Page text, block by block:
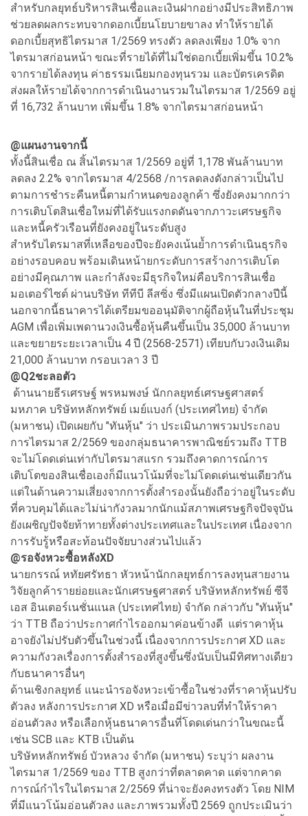
สำหรับกลยุทธ์บริหารสินเชื่อและเงินฝากอย่างมีประสิทธิภาพ
ช่วยลดผลกระทบจากดอกเบี้ยนโยบายขาลง ทำให้รายได้
ดอกเบี้ยสุทธิไตรมาส 1/2569 ทรงตัว ลดลงเพียง 1.0% จาก
ไตรมาสก่อนหน้า ขณะที่รายได้ที่ไม่ใช่ดอกเบี้ยเพิ่มขึ้น 10.2%
จากรายได้ลงทุน ค่าธรรมเนียมกองทุนรวม และบัตรเครดิต
ส่งผลให้รายได้จากการดำเนินงานรวมในไตรมาส 1/2569 อยู่
ที่ 16,732 ล้านบาท เพิ่มขึ้น 1.8% จากไตรมาสก่อนหน้า
@แผนงานจากนี้
ทั้งนี้สินเชื่อ ณ สิ้นไตรมาส 1/2569 อยู่ที่ 1,178 พันล้านบาท
ลดลง 2.2% จากไตรมาส 4/2568 /การลดลงดังกล่าวเป็นไป
ตามการชำระคืนหนี้ตามกำหนดของลูกค้า ซึ่งยังคงมากกว่า
การเติบโตสินเชื่อใหม่ที่ได้รับแรงกดดันจากภาวะเศรษฐกิจ
และหนี้ครัวเรือนที่ยังคงอยู่ในระดับสูง
สำหรับไตรมาสที่เหลือของปีจะยังคงเน้นย้ำการดำเนินธุรกิจ
อย่างรอบคอบ พร้อมเดินหน้ายกระดับการสร้างการเติบโต
อย่างมีคุณภาพ และกำลังจะมีธุรกิจใหม่คือบริการสินเชื่อ
มอเตอร์ไซต์ ผ่านบริษัท ทีทีบี ลีสซิ่ง ซึ่งมีแผนเปิดตัวกลางปีนี้
นอกจากนี้ธนาคารได้เตรียมขออนุมัติจากผู้ถือหุ้นในที่ประชุม
AGM เพื่อเพิ่มเพดานวงเงินซื้อหุ้นคืนขึ้นเป็น 35,000 ล้านบาท
และขยายระยะเวลาเป็น 4 ปี (2568-2571) เทียบกับวงเงินเดิม
21,000 ล้านบาท กรอบเวลา 3 ปี
@Q2ชะลอตัว
ด้านนายธีรเศรษฐ์ พรหมพงษ์ นักกลยุทธ์เศรษฐศาสตร์
มหภาค บริษัทหลักทรัพย์ เมย์แบงก์ (ประเทศไทย) จำกัด
(มหาชน) เปิดเผยกับ "ทันหุ้น" ว่า ประเมินภาพรวมประกอบ
การไตรมาส 2/2569 ของกลุ่มธนาคารพาณิชย์รวมถึง TTB
จะไม่โดดเด่นเท่ากับไตรมาสแรก รวมถึงคาดการณ์การ
เติบโตของสินเชื่อเองก็มีแนวโน้มที่จะไม่โดดเด่นเช่นเดียวกัน
แต่ในด้านความเสี่ยงจากการตั้งสำรองนั้นยังถือว่าอยู่ในระดับ
ที่ควบคุมได้และไม่น่ากังวลมากนักแม้สภาพเศรษฐกิจปัจจุบัน
ยังเผชิญปัจจัยท้าทายทั้งต่างประเทศและในประเทศ เนื่องจาก
การรับรู้หรือสะท้อนปัจจัยบางส่วนไปแล้ว
@รอจังหวะซื้อหลังXD
นายกรรณ์ หทัยศรัทธา หัวหน้านักกลยุทธ์การลงทุนสายงาน
วิจัยลูกค้ารายย่อยและนักเศรษฐศาสตร์ บริษัทหลักทรัพย์ ซีจี
เอส อินเตอร์เนชั่นแนล (ประเทศไทย) จำกัด กล่าวกับ "ทันหุ้น"
ว่า TTB ถือว่าประกาศกำไรออกมาค่อนข้างดี แต่ราคาหุ้น
อาจยังไม่ปรับตัวขึ้นในช่วงนี้ เนื่องจากการประกาศ XD และ
ความกังวลเรื่องการตั้งสำรองที่สูงขึ้นซึ่งนับเป็นมีทิศทางเดียว
กับธนาคารอื่นๆ
ด้านเชิงกลยุทธ์ แนะนำรอจังหวะเข้าซื้อในช่วงที่ราคาหุ้นปรับ
ตัวลง หลังการประกาศ XD หรือเมื่อมีข่าวลบที่ทำให้ราคา
อ่อนตัวลง หรือเลือกหุ้นธนาคารอื่นที่โดดเด่นกว่าในขณะนี้
เช่น SCB และ KTB เป็นต้น
บริษัทหลักทรัพย์ บัวหลวง จำกัด (มหาชน) ระบุว่า ผลงาน
ไตรมาส 1/2569 ของ TTB สูงกว่าที่ตลาดคาด แต่จากคาด
การณ์กำไรในไตรมาส 2/2569 ที่น่าจะยังคงทรงตัว โดย NIM
ที่มีแนวโน้มอ่อนตัวลง และภาพรวมทั้งปี 2569 ถูกประเมินว่า